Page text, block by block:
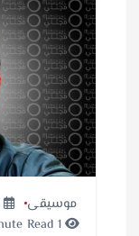
موسيقى
1 minute Read